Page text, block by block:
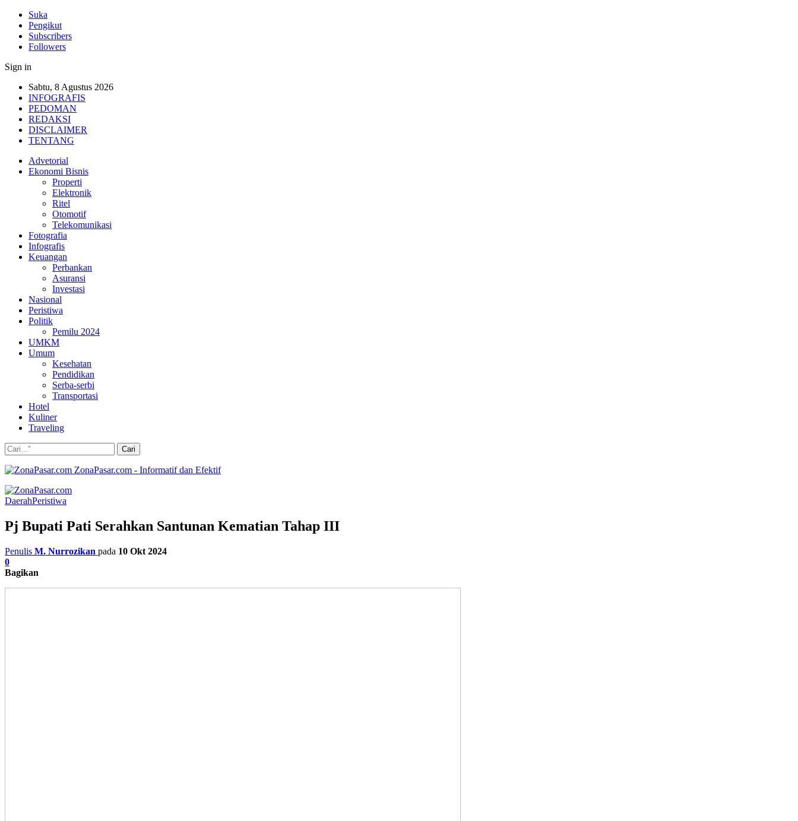
Suka
Pengikut
Subscribers
Followers
Sign in
Sabtu, 8 Agustus 2026
INFOGRAFIS
PEDOMAN
REDAKSI
DISCLAIMER
TENTANG
Advetorial
Ekonomi Bisnis
Properti
Elektronik
Ritel
Otomotif
Telekomunikasi
Fotografia
Infografis
Keuangan
Perbankan
Asuransi
Investasi
Nasional
Peristiwa
Politik
Pemilu 2024
UMKM
Umum
Kesehatan
Pendidikan
Serba-serbi
Transportasi
Hotel
Kuliner
Traveling
ZonaPasar.com - Informatif dan Efektif
DaerahPeristiwa
Pj Bupati Pati Serahkan Santunan Kematian Tahap III
Penulis M. Nurrozikan pada 10 Okt 2024
0
Bagikan